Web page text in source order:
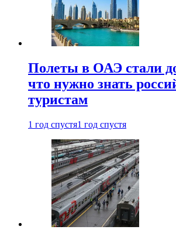
Полеты в ОАЭ стали
что нужно знать
туристам
1 год спустя1 год спустя